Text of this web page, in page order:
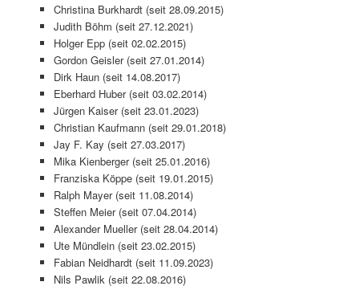
Christina Burkhardt (seit 28.09.2015)
Judith Böhm (seit 27.12.2021)
Holger Epp (seit 02.02.2015)
Gordon Geisler (seit 27.01.2014)
Dirk Haun (seit 14.08.2017)
Eberhard Huber (seit 03.02.2014)
Jürgen Kaiser (seit 23.01.2023)
Christian Kaufmann (seit 29.01.2018)
Jay F. Kay (seit 27.03.2017)
Mika Kienberger (seit 25.01.2016)
Franziska Köppe (seit 19.01.2015)
Ralph Mayer (seit 11.08.2014)
Steffen Meier (seit 07.04.2014)
Alexander Mueller (seit 28.04.2014)
Ute Mündlein (seit 23.02.2015)
Fabian Neidhardt (seit 11.09.2023)
Nils Pawlik (seit 22.08.2016)